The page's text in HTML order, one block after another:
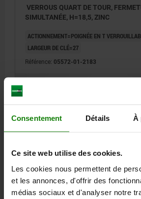
Consentement Détails À
Ce site web utilise des cookies.
Les cookies nous permettent de
et les annonces, d'offrir des
médias sociaux et d'analyser notre
VERROUS QUART DE TOUR,
SIMULTANÉE, H=18,5, ZINC
ACTIONNEMENT=POIGNÉE EN T
LARGEUR DE CLÉ=27
Référence: 05572-01-2183
CAO
TÉLÉCHARGEMENTS